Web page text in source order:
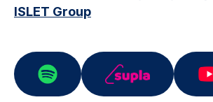
ISLET Group